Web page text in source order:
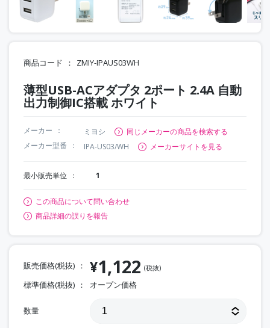
商品コード ZMIY-IPAUS03WH
薄型USB-ACアダプタ 2ポート 2.4A 自動
出力制御IC搭載 ホワイト
メーカー ミヨシ
同じメーカーの商品を検索する
メーカー型番
IPA-US03/WH メーカーサイトを見る
最小販売単位 1
この商品について問い合わせ
商品詳細の誤りを報告
販売価格(税抜) ¥1,122 (税抜)
標準価格(税抜) オープン価格
数量